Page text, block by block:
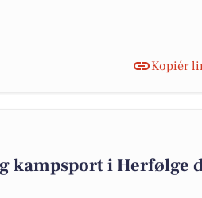
Kopiér
kampsport i Herfølge